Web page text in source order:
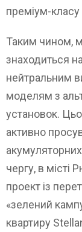
преміум-класу
Таким чином,
знаходиться
нейтральним
моделям з
установок.
активно
чергу, в місті
проект із
«зелений
квартиру